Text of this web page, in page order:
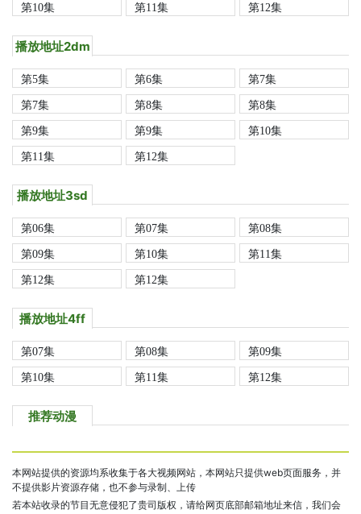
第10集
第11集 第12集
播放地址2dm
第5集 第6集
第7集
第7集
第8集
第8集
第9集
第9集
第10集
第11集
第12集
播放地址3sd
第06集 第07集
第08集
第09集
第10集
第11集
第12集
第12集
播放地址4ff
第07集 第08集
第09集
第10集
第11集 第12集
推荐动漫
本网站提供的资源均系收集于各大视频网站，本网站只提供web页面服务，并
不提供影片资源存储，也不参与录制、上传
若本站收录的节目无意侵犯了贵司版权，请给网页底部邮箱地址来信，我们会